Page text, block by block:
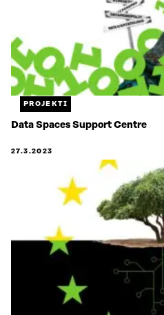
PROJEKTI
Data Spaces Support Centre
27.3.2023